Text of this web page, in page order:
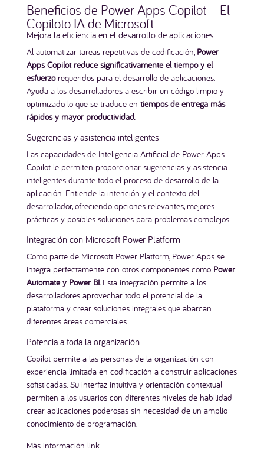
Beneficios de Power Apps Copilot – El
Copiloto IA de Microsoft
Mejora la eficiencia en el desarrollo de aplicaciones
Al automatizar tareas repetitivas de codificación, Power
Apps Copilot reduce significativamente el tiempo y el
esfuerzorequeridos para el desarrollo de aplicaciones.
Ayuda a los desarrolladores a escribir un código limpio y
optimizado, lo que se traduce en tiempos de entrega más
rápidos y mayor productividad.
Sugerencias y asistencia inteligentes
Las capacidades de Inteligencia Artificial de Power Apps
Copilot le permiten proporcionar sugerencias y asistencia
inteligentes durante todo el proceso de desarrollo de la
aplicación. Entiende la intención y el contexto del
desarrollador, ofreciendo opciones relevantes, mejores
prácticas y posibles soluciones para problemas complejos.
Integración con Microsoft Power Platform
Como parte de Microsoft Power Platform, Power Apps se
integra perfectamente con otros componentes como Power
Automate y Power BI.Esta integración permite a los
desarrolladores aprovechar todo el potencial de la
plataforma y crear soluciones integrales que abarcan
diferentes áreas comerciales.
Potencia a toda la organización
Copilot permite a las personas de la organización con
experiencia limitada en codificación a construir aplicaciones
sofisticadas. Su interfaz intuitiva y orientación contextual
permiten a los usuarios con diferentes niveles de habilidad
crear aplicaciones poderosas sin necesidad de un amplio
conocimiento de programación.
Más información link
SÍ QUIERO LA GUÍA
🎉Oferta de lanzamiento:40% OFF
en las 30 primeras compras
Código: 40-OFF
⏳ Cuando se agoten, sube el precio